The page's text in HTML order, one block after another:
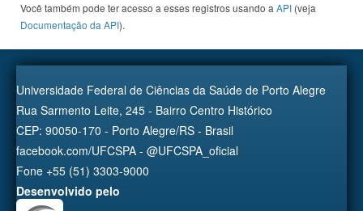
Você também pode ter acesso a esses registros usando a API (veja
Documentação da API).
Universidade Federal de Ciências da Saúde de Porto Alegre
Rua Sarmento Leite, 245 - Bairro Centro Histórico
CEP: 90050-170 - Porto Alegre/RS - Brasil
facebook.com/UFCSPA - @UFCSPA_oficial
Fone +55 (51) 3303-9000
Desenvolvido pelo